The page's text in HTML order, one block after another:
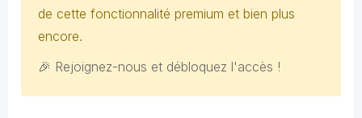
de cette fonctionnalité premium et bien plus
encore.
🎉 Rejoignez-nous et débloquez l'accès !